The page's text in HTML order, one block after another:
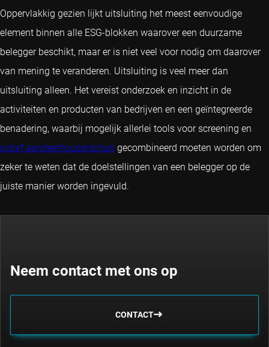
Oppervlakkig gezien lijkt uitsluiting het meest eenvoudige
element binnen alle ESG-blokken waarover een duurzame
belegger beschikt, maar er is niet veel voor nodig om daarover
van mening te veranderen. Uitsluiting is veel meer dan
uitsluiting alleen. Het vereist onderzoek en inzicht in de
activiteiten en producten van bedrijven en een geïntegreerde
benadering, waarbij mogelijk allerlei tools voor screening en
actief aandeelhouderschap gecombineerd moeten worden om
zeker te weten dat de doelstellingen van een belegger op de
juiste manier worden ingevuld.
Neem contact met ons op
CONTACT